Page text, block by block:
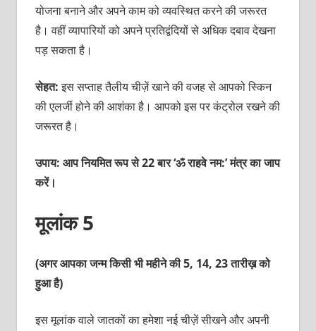
योजना बनाने और अपने काम को व्‍यवस्थित करने की जरूरत
है। वहीं व्‍यापारियों को अपने प्रतिद्वंदियों से अधिक दबाव देखना
पड़ सकता है।
सेहत:इस सप्‍ताह तैलीय चीज़ें खाने की वजह से आपको स्किन
की एलर्जी होने की आशंका है। आपको इस पर कंट्रोल रखने की
जरूरत है।
उपाय: आप नियमित रूप से 22 बार ‘ॐ राहवे नम:’ मंत्र का जाप
करें।
मूलांक 5
(अगर आपका जन्म किसी भी महीने की 5, 14, 23 तारीख़ को
हुआ है)
इस मूलांक वाले जातकों का हमेशा नई चीज़ें सीखने और अपनी